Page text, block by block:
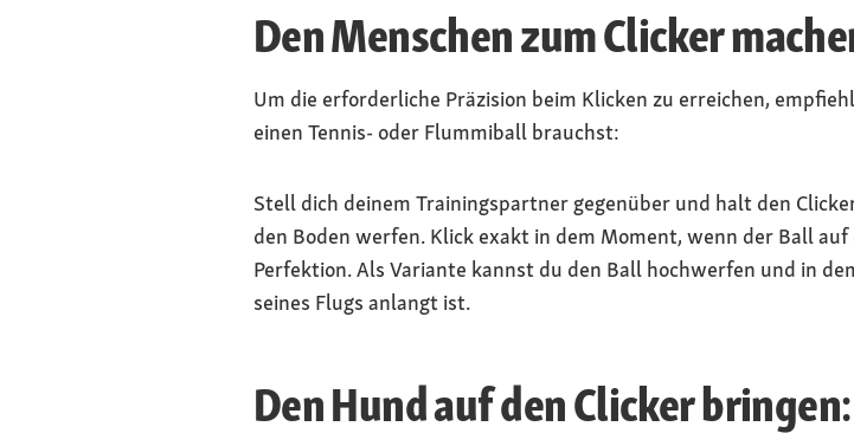
Den Menschen zum Clicker
Um die erforderliche Präzision beim Klicken zu erreichen,
einen Tennis- oder Flummiball brauchst:
Stell dich deinem Trainingspartner gegenüber und halt den
den Boden werfen. Klick exakt in dem Moment, wenn der Ball
Perfektion. Als Variante kannst du den Ball hochwerfen und in
seines Flugs anlangt ist.
Den Hund auf den Clicker